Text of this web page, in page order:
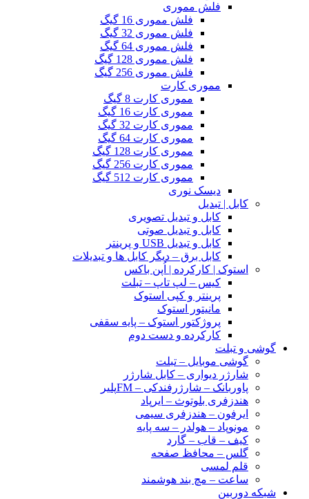
فلش مموری
فلش مموری 16 گیگ
فلش مموری 32 گیگ
فلش مموری 64 گیگ
فلش مموری 128 گیگ
فلش مموری 256 گیگ
مموری کارت
مموری کارت 8 گیگ
مموری کارت 16 گیگ
مموری کارت 32 گیگ
مموری کارت 64 گیگ
مموری کارت 128 گیگ
مموری کارت 256 گیگ
مموری کارت 512 گیگ
دیسک نوری
کابل | تبدیل
کابل و تبدیل تصویری
کابل و تبدیل صوتی
کابل و تبدیل USB و پرینتر
کابل برق – دیگر کابل ها و تبدیلات
استوک | کارکرده | اُپن باکس
کیس – لپ تاپ – تبلت
پرینتر و کپی استوک
مانیتور استوک
پروژکتور استوک – پایه سقفی
کارکرده و دست دوم
گوشی و تبلت
گوشی موبایل – تبلت
شارژر دیواری – کابل شارژر
پاوربانک – شارژرفندکی – FMپلیر
هندزفری بلوتوث – ایرپاد
ایرفون – هندزفری سیمی
مونوپاد – هولدر – سه پایه
کیف – قاب – گارد
گلس – محافظ صفحه
قلم لمسی
ساعت – مچ بند هوشمند
شبکه دوربین